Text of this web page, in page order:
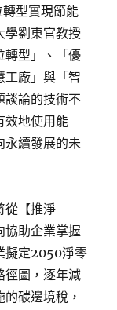
型實現節能
學劉東官教授
轉型」、「優
工廠」與「智
談論的技術不
效地使用能
永續發展的未
從【推淨
協助企業掌握
擬定2050淨零
徑圖，逐年減
碳邊境稅，